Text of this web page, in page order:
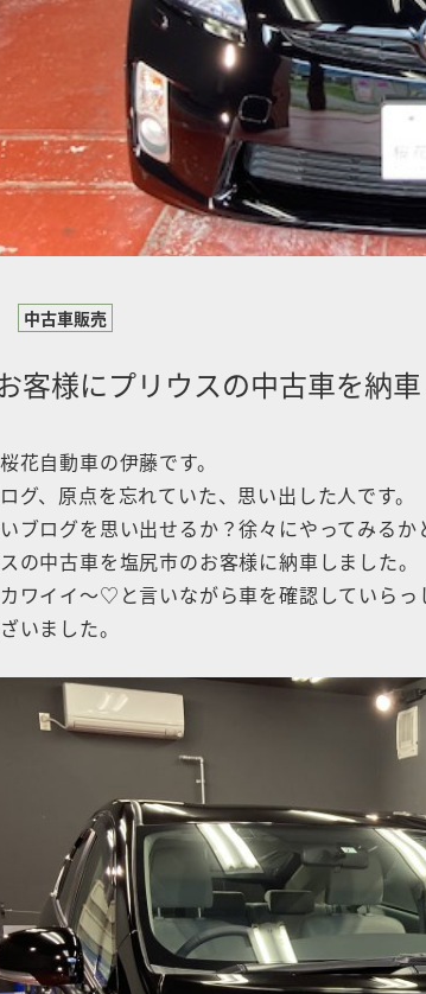
中古車販売
客様にプリウスの中古車を納
花自動車の伊藤です。
グ、原点を忘れていた、思い出した人です。
ブログを思い出せるか？徐々にやってみるか
の中古車を塩尻市のお客様に納車しました。
ワイイ～♡と言いながら車を確認していらっ
いました。